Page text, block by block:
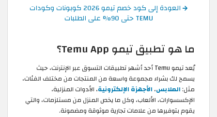
العودة إلى كود خصم تيمو 2026 كوبونات وكودات
TEMU حتى 90% على الطلبات
ما هو تطبيق تيمو Temu App؟
يُعد تيمو Temu أحد أشهر تطبيقات التسوق عبر الإنترنت، حيث
يسمح لك بشراء مجموعة واسعة من المنتجات من مختلف الفئات،
مثل:الملابس، الأجهزة الإلكترونية، الأدوات المنزلية،
الإكسسوارات، الألعاب، وكل ما يخص المنزل من مستلزمات، والتي
يقوم بتوفيرها من علامات تجارية موثوقة ومضمونة.